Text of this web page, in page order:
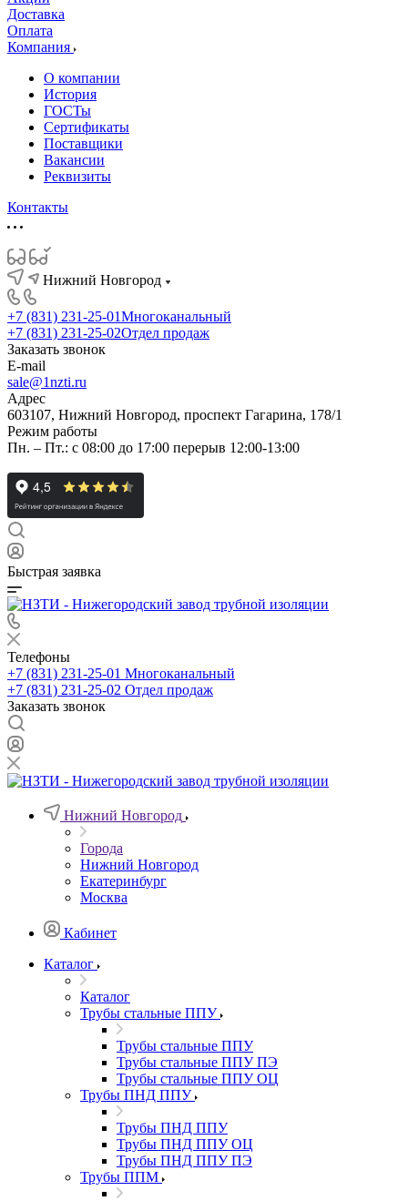
Доставка
Оплата
Компания
О компании
История
ГОСТы
Сертификаты
Поставщики
Вакансии
Реквизиты
Контакты
Нижний Новгород
+7 (831) 231-25-01Многоканальный
+7 (831) 231-25-02Отдел продаж
Заказать звонок
E-mail
sale@1nzti.ru
Адрес
603107, Нижний Новгород, проспект Гагарина, 178/1
Режим работы
Пн. – Пт.: с 08:00 до 17:00 перерыв 12:00-13:00
Быстрая заявка
Телефоны
+7 (831) 231-25-01 Многоканальный
+7 (831) 231-25-02 Отдел продаж
Заказать звонок
Нижний Новгород
Города
Нижний Новгород
Екатеринбург
Москва
Кабинет
Каталог
Каталог
Трубы стальные ППУ
Трубы стальные ППУ
Трубы стальные ППУ ПЭ
Трубы стальные ППУ ОЦ
Трубы ПНД ППУ
Трубы ПНД ППУ
Трубы ПНД ППУ ОЦ
Трубы ПНД ППУ ПЭ
Трубы ППМ